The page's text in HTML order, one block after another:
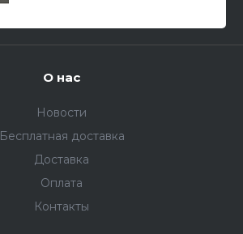
О нас
Новости
Бесплатная доставка
Доставка
Оплата
Контакты